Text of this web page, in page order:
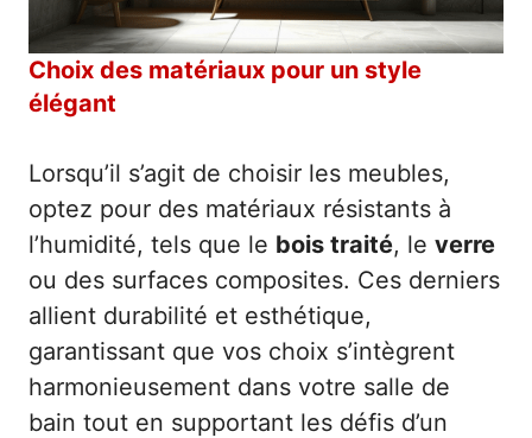
Choix des matériaux pour un style
élégant
Lorsqu’il s’agit de choisir les meubles,
optez pour des matériaux résistants à
l’humidité, tels que le bois traité, le verre
ou des surfaces composites. Ces derniers
allient durabilité et esthétique,
garantissant que vos choix s’intègrent
harmonieusement dans votre salle de
bain tout en supportant les défis d’un